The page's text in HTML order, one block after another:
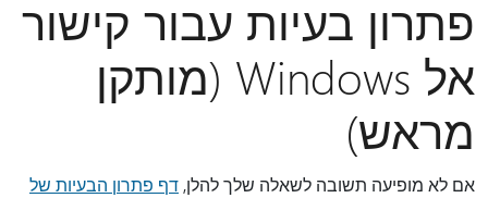
פתרון בעיות עבור קישור
אל Windows (מותקן
מראש)
אם לא מופיעה תשובה לשאלה שלך להלן, דף פתרון הבעיות של